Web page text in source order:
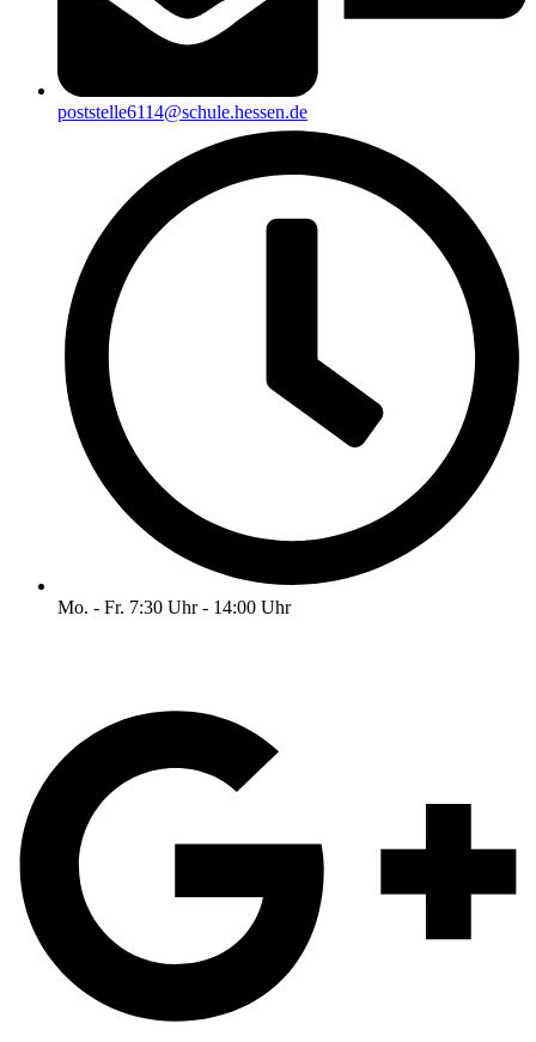
poststelle6114@schule.hessen.de
Mo. - Fr. 7:30 Uhr - 14:00 Uhr